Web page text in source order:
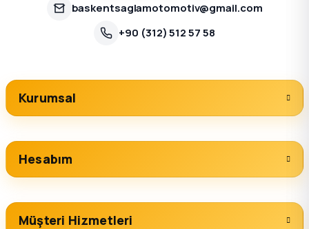
baskentsaglamotomotiv@gmail.com
+90 (312) 512 57 58
Kurumsal
Hesabım
Müşteri Hizmetleri